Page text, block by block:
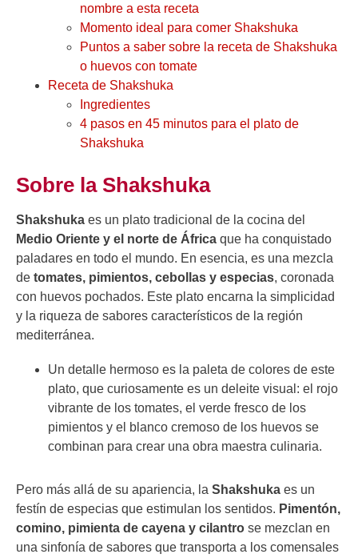
nombre a esta receta
Momento ideal para comer Shakshuka
Puntos a saber sobre la receta de Shakshuka
o huevos con tomate
Receta de Shakshuka
Ingredientes
4 pasos en 45 minutos para el plato de
Shakshuka
Sobre la Shakshuka
Shakshuka es un plato tradicional de la cocina del
Medio Oriente y el norte de África que ha conquistado
paladares en todo el mundo. En esencia, es una mezcla
de tomates, pimientos, cebollas y especias, coronada
con huevos pochados. Este plato encarna la simplicidad
y la riqueza de sabores característicos de la región
mediterránea.
Un detalle hermoso es la paleta de colores de este
plato, que curiosamente es un deleite visual: el rojo
vibrante de los tomates, el verde fresco de los
pimientos y el blanco cremoso de los huevos se
combinan para crear una obra maestra culinaria.
Pero más allá de su apariencia, la Shakshuka es un
festín de especias que estimulan los sentidos. Pimentón,
comino, pimienta de cayena y cilantro se mezclan en
una sinfonía de sabores que transporta a los comensales